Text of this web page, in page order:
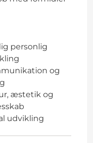
personlig
og
æstetik og
udvikling